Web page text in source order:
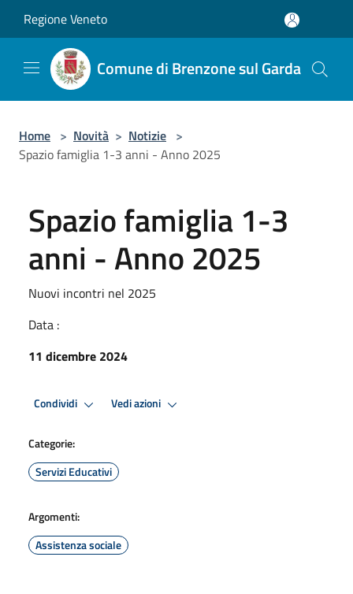
Regione Veneto
Comune di Brenzone sul Garda
Home > Novità > Notizie >
Spazio famiglia 1-3 anni - Anno 2025
Spazio famiglia 1-3
anni - Anno 2025
Nuovi incontri nel 2025
Data :
11 dicembre 2024
Condividi Vedi azioni
Categorie:
Servizi Educativi
Argomenti:
Assistenza sociale